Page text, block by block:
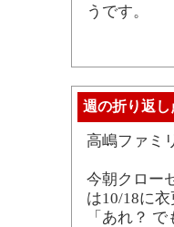
うです。
週の折り返し
高嶋ファミ
今朝クロー
は10/18に
「あれ？